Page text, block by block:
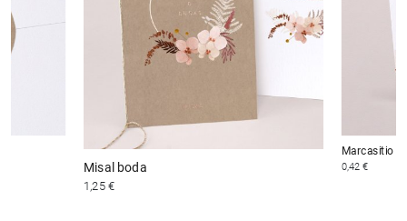
Misal boda
1,25 €
Marcasitio
0,42 €